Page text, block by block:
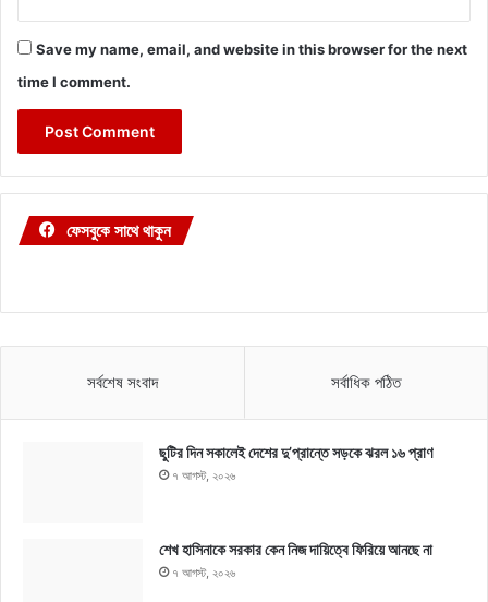
Save my name, email, and website in this browser for the next
time I comment.
ফেসবুকে সাথে থাকুন
সর্বশেষ সংবাদ সর্বাধিক পঠিত
ছুটির দিন সকালেই দেশের দু’প্রান্তে সড়কে ঝরল ১৬ প্রাণ
৭ আগস্ট, ২০২৬
শেখ হাসিনাকে সরকার কেন নিজ দায়িত্বে ফিরিয়ে আনছে না
৭ আগস্ট, ২০২৬